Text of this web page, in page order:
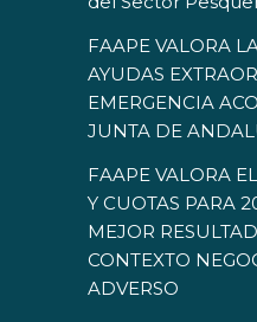
FAAPE VALORA
AYUDAS
EMERGENCIA
JUNTA DE
FAAPE VALORA
Y CUOTAS PARA
MEJOR
CONTEXTO
ADVERSO